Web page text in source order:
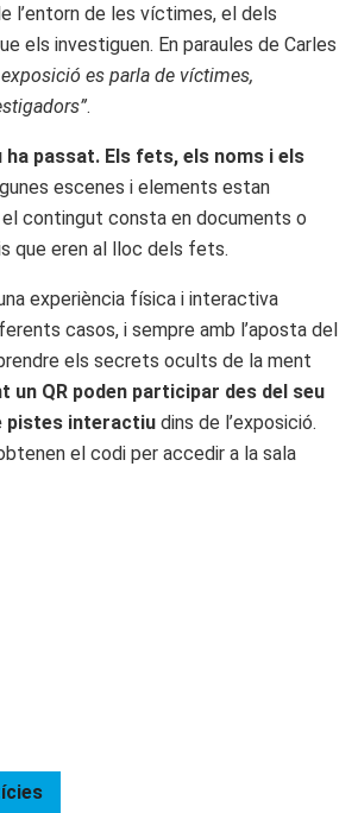
l’entorn de les víctimes, el dels
els investiguen. En paraules de Carles
es parla de víctimes,
.
ha passat. Els fets, els noms i els
escenes i elements estan
contingut consta en documents o
que eren al lloc dels fets.
experiència física i interactiva
casos, i sempre amb l’aposta del
els secrets ocults de la ment
un QR poden participar des del seu
pistes interactiu dins de l’exposició.
el codi per accedir a la sala